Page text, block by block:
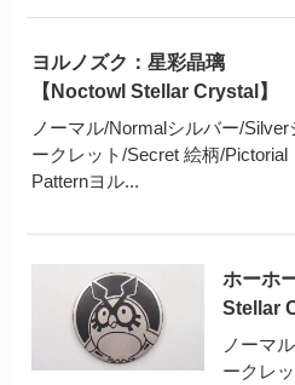
ヨルノズク：星彩晶璃
【Noctowl Stellar Crystal】
ノーマル/Normalシルバー/Silver
ークレット/Secret 絵柄/Pictorial
Patternヨル...
ホーホ
Stellar
ノーマ
ークレ